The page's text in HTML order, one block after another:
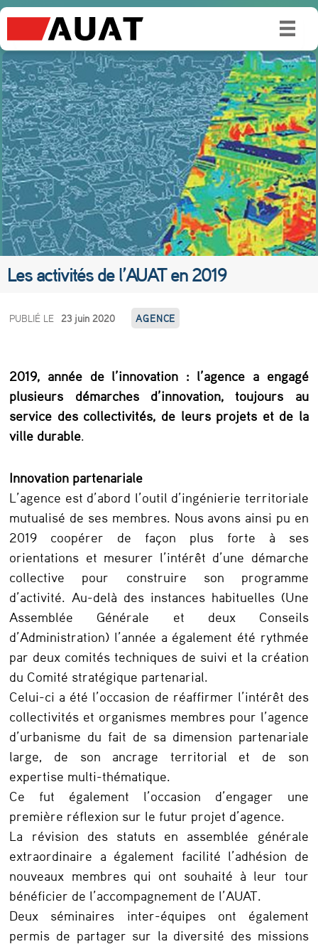
Les activités de l’AUAT en 2019
L
a
c
t
v
i
t
é
s
d
e
l
’
A
U
A
T
e
n
2
0
1
9
PUBLIÉ LE 23 juin 2020 AGENCE
2019, année de l’innovation : l’agence a engagé
plusieurs démarches d’innovation, toujours au
service des collectivités, de leurs projets et de la
ville durable.
Innovation partenariale
L’agence est d’abord l’outil d’ingénierie territoriale
mutualisé de ses membres. Nous avons ainsi pu en
2019 coopérer de façon plus forte à ses
orientations et mesurer l’intérêt d’une démarche
collective pour construire son programme
d’activité. Au-delà des instances habituelles (Une
Assemblée Générale et deux Conseils
d’Administration) l’année a également été rythmée
par deux comités techniques de suivi et la création
du Comité stratégique partenarial.
Celui-ci a été l’occasion de réaffirmer l’intérêt des
collectivités et organismes membres pour l’agence
d’urbanisme du fait de sa dimension partenariale
large, de son ancrage territorial et de son
expertise multi-thématique.
Ce fut également l’occasion d’engager une
première réflexion sur le futur projet d’agence.
La révision des statuts en assemblée générale
extraordinaire a également facilité l’adhésion de
nouveaux membres qui ont souhaité à leur tour
bénéficier de l’accompagnement de l’AUAT.
Deux séminaires inter-équipes ont également
permis de partager sur la diversité des missions